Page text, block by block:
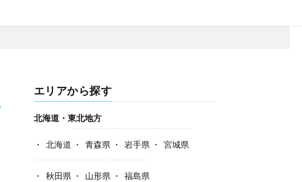
エリアから探す
北海道・東北地方
北海道 青森県 岩手県 宮城県
秋田県 山形県
福島県